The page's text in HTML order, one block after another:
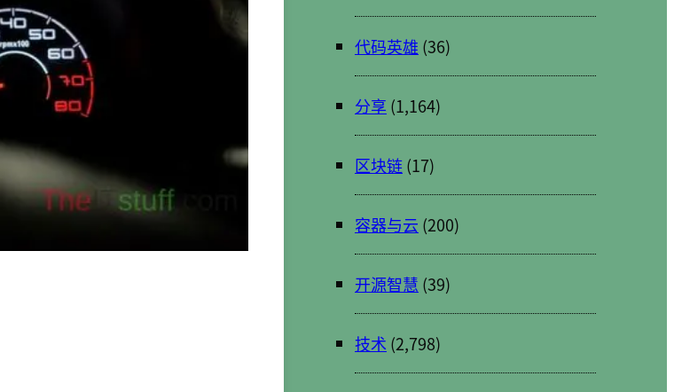
代码英雄 (36)
分享 (1,164)
区块链(17)
容器与云 (200)
开源智慧 (39)
技术 (2,798)